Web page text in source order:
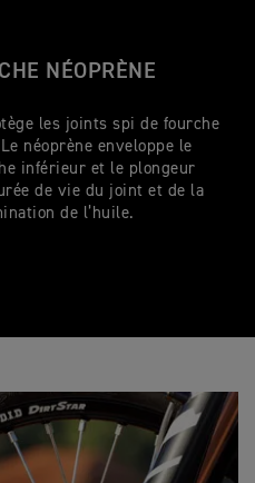
NÉOPRÈNE
les joints spi de fourche
néoprène enveloppe le
inférieur et le plongeur
de vie du joint et de la
de l’huile.